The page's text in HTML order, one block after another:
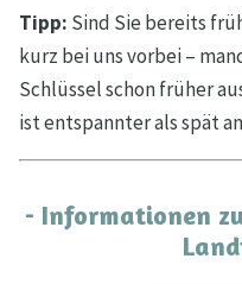
Tipp: Sind Sie bereits
kurz bei uns vorbei –
Schlüssel schon früher
ist entspannter als spät
- Informationen